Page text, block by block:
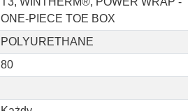
ONE-PIECE TOE BOX
POLYURETHANE
80